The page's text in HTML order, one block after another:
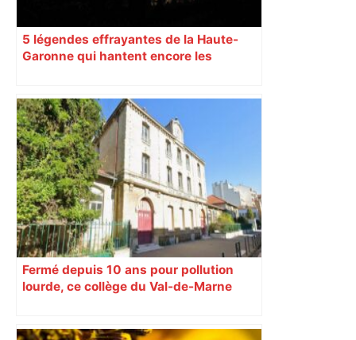
5 légendes effrayantes de la Haute-
Garonne qui hantent encore les
Fermé depuis 10 ans pour pollution
lourde, ce collège du Val-de-Marne